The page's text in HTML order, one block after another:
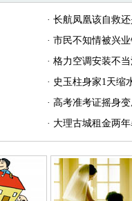
· 长航凤凰该自救
· 市民不知情被兴
· 格力空调安装不
· 史玉柱身家1天缩
· 高考准考证摇身
· 大理古城租金两